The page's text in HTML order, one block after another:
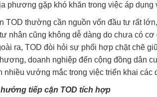
phương gặp khó khăn trong việc áp dụng
thường cần nguồn vốn đầu tư rất
nhân cũng không dễ dàng do chưa có cơ
ra, TOD đòi hỏi sự phối hợp chặt chẽ
doanh nghiệp đến cộng đồng dân
vướng mắc trong việc triển khai các
tiếp cận TOD tích hợp